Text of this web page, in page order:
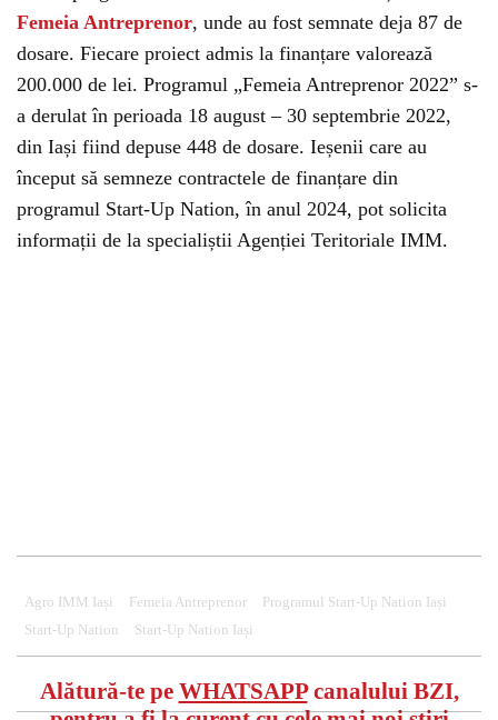
Femeia Antreprenor, unde au fost semnate deja 87 de
dosare. Fiecare proiect admis la finanțare valorează
200.000 de lei. Programul „Femeia Antreprenor 2022” s-
a derulat în perioada 18 august – 30 septembrie 2022,
din Iași fiind depuse 448 de dosare. Ieșenii care au
început să semneze contractele de finanțare din
programul Start-Up Nation, în anul 2024, pot solicita
informații de la specialiștii Agenției Teritoriale IMM.
Agro IMM Iași Femeia Antreprenor
Programul Start-Up Nation Iași
Start-Up Nation
Start-Up Nation Iași
Alătură-te pe WHATSAPPcanalului BZI,